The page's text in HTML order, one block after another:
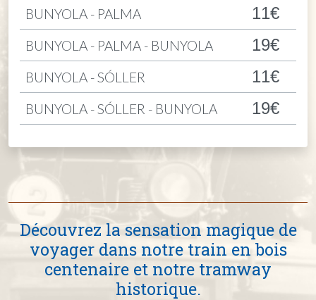
BUNYOLA - PALMA 11€
BUNYOLA - PALMA - BUNYOLA 19€
BUNYOLA - SÓLLER 11€
BUNYOLA - SÓLLER - BUNYOLA 19€
Découvrez la sensation magique de
voyager dans notre train en bois
centenaire et notre tramway
historique.